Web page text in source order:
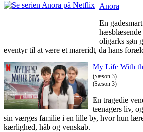
Anora
En
hæsblæsende
oligarks søn
eventyr til at være et mareridt, da hans
My Life With
(Sæson 3)
(Sæson 3)
En tragedie
teenagers liv,
sin værges familie i en lille by, hvor hun
kærlighed, håb og venskab.